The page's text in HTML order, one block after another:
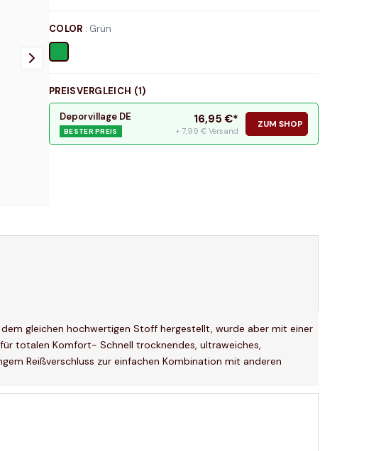
COLOR : Grün
PREISVERGLEICH (1)
Deporvillage DE
BESTER PREIS
16,95 €*
+ 7,99 € Versand
ZUM SHOP
gleichen hochwertigen Stoff hergestellt, wurde aber mit einer
totalen Komfort- Schnell trocknendes, ultraweiches,
Reißverschluss zur einfachen Kombination mit anderen